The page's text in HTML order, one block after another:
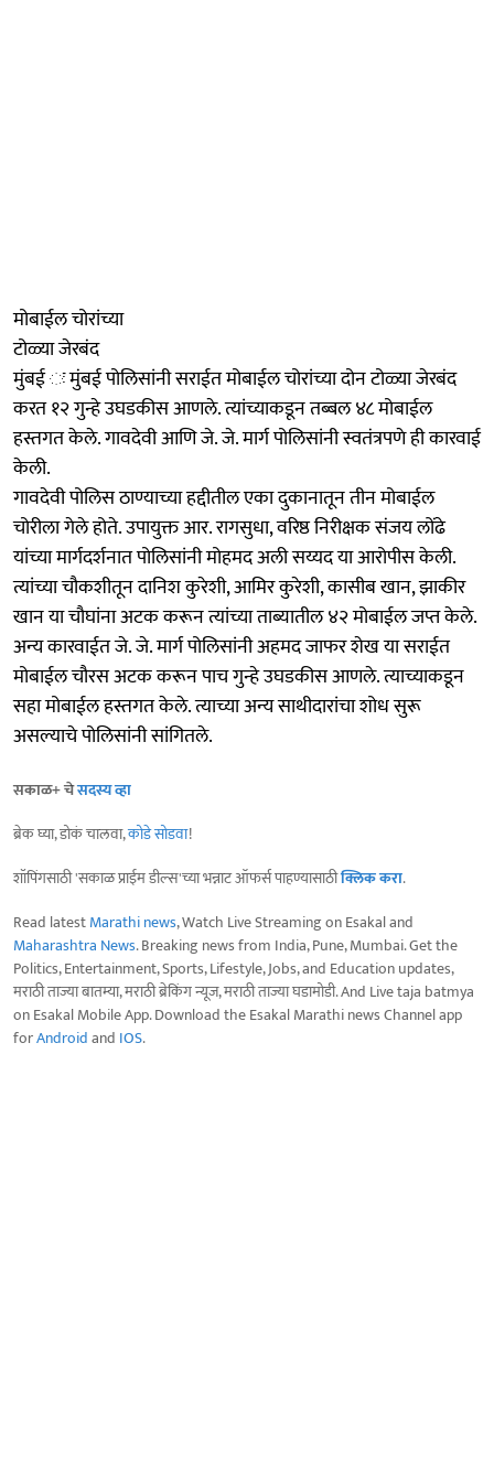
मोबाईल चोरांच्या
टोळ्या जेरबंद
मुंबई ः मुंबई पोलिसांनी सराईत मोबाईल चोरांच्या दोन टोळ्या जेरबंद
करत १२ गुन्हे उघडकीस आणले. त्यांच्याकडून तब्बल ४८ मोबाईल
हस्तगत केले. गावदेवी आणि जे. जे. मार्ग पोलिसांनी स्वतंत्रपणे ही कारवाई
केली.
गावदेवी पोलिस ठाण्याच्या हद्दीतील एका दुकानातून तीन मोबाईल
चोरीला गेले होते. उपायुक्त आर. रागसुधा, वरिष्ठ निरीक्षक संजय लोंढे
यांच्या मार्गदर्शनात पोलिसांनी मोहमद अली सय्यद या आरोपीस केली.
त्यांच्या चौकशीतून दानिश कुरेशी, आमिर कुरेशी, कासीब खान, झाकीर
खान या चौघांना अटक करून त्यांच्या ताब्यातील ४२ मोबाईल जप्त केले.
अन्य कारवाईत जे. जे. मार्ग पोलिसांनी अहमद जाफर शेख या सराईत
मोबाईल चौरस अटक करून पाच गुन्हे उघडकीस आणले. त्याच्याकडून
सहा मोबाईल हस्तगत केले. त्याच्या अन्य साथीदारांचा शोध सुरू
असल्याचे पोलिसांनी सांगितले.
सकाळ+ चेसदस्य व्हा
ब्रेक घ्या, डोकं चालवा,कोडे सोडवा!
शॉपिंगसाठी 'सकाळ प्राईम डील्स'च्या भन्नाट ऑफर्स पाहण्यासाठीक्लिक करा.
Read latestMarathi news, Watch Live Streaming on Esakal and
Maharashtra News. Breaking news from India, Pune, Mumbai. Get the
Politics, Entertainment, Sports, Lifestyle, Jobs, and Education updates,
मराठी ताज्या बातम्या, मराठी ब्रेकिंग न्यूज, मराठी ताज्या घडामोडी. And Live taja batmya
on Esakal Mobile App. Download the Esakal Marathi news Channel app
forAndroidand IOS.